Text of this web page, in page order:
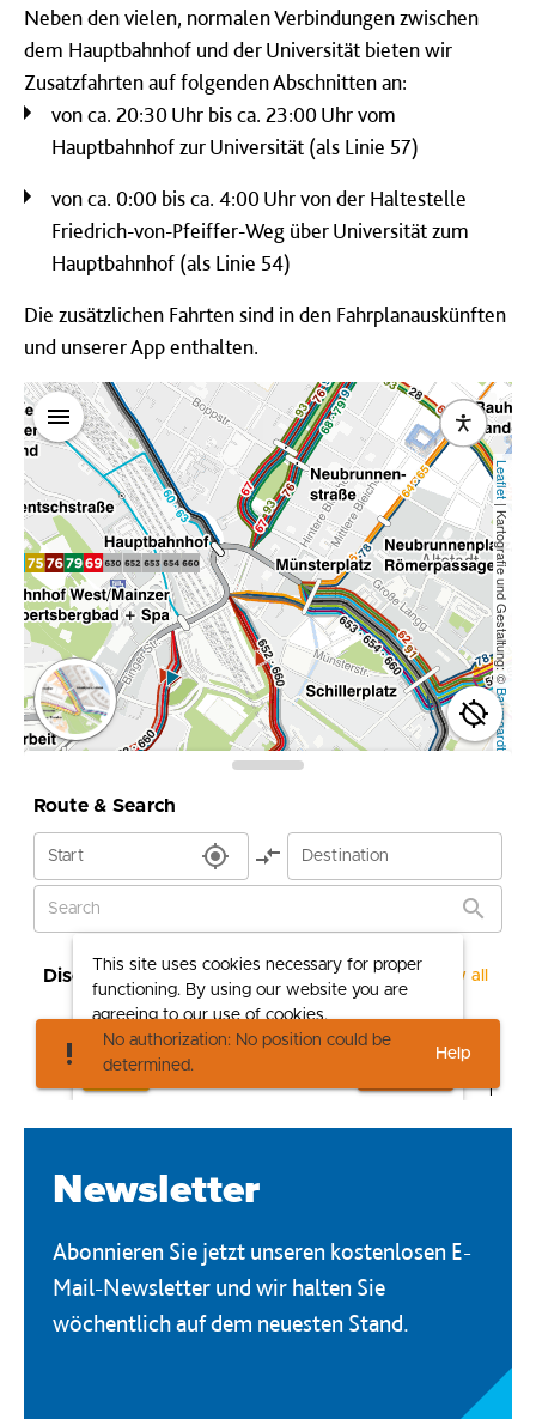
Neben den vielen, normalen Verbindungen zwischen
dem Hauptbahnhof und der Universität bieten wir
Zusatzfahrten auf folgenden Abschnitten an:
von ca. 20:30 Uhr bis ca. 23:00 Uhr vom
Hauptbahnhof zur Universität (als Linie 57)
von ca. 0:00 bis ca. 4:00 Uhr von der Haltestelle
Friedrich-von-Pfeiffer-Weg über Universität zum
Hauptbahnhof (als Linie 54)
Die zusätzlichen Fahrten sind in den Fahrplanauskünften
und unserer App enthalten.
Newsletter
Abonnieren Sie jetzt unseren kostenlosen E-
Mail-Newsletter und wir halten Sie
wöchentlich auf dem neuesten Stand.